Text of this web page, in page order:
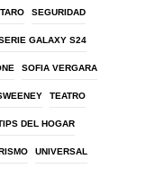
SEGURIDAD
GALAXY S24
SOFIA VERGARA
TEATRO
DEL HOGAR
UNIVERSAL